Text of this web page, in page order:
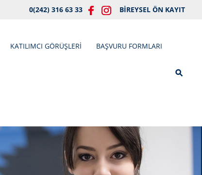
0(242) 316 63 33 BİREYSEL ÖN KAYIT
KATILIMCI GÖRÜŞLERİ BAŞVURU FORMLARI